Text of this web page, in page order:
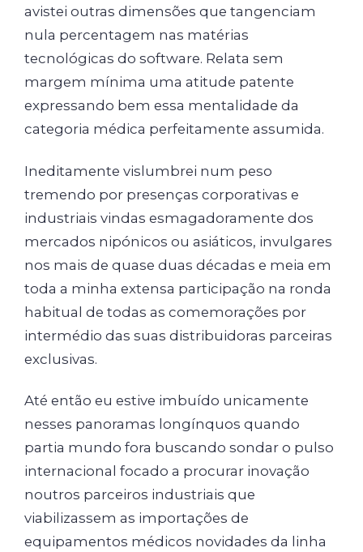
avistei outras dimensões que tangenciam
nula percentagem nas matérias
tecnológicas do software. Relata sem
margem mínima uma atitude patente
expressando bem essa mentalidade da
categoria médica perfeitamente assumida.
Ineditamente vislumbrei num peso
tremendo por presenças corporativas e
industriais vindas esmagadoramente dos
mercados nipónicos ou asiáticos, invulgares
nos mais de quase duas décadas e meia em
toda a minha extensa participação na ronda
habitual de todas as comemorações por
intermédio das suas distribuidoras parceiras
exclusivas.
Até então eu estive imbuído unicamente
nesses panoramas longínquos quando
partia mundo fora buscando sondar o pulso
internacional focado a procurar inovação
noutros parceiros industriais que
viabilizassem as importações de
equipamentos médicos novidades da linha